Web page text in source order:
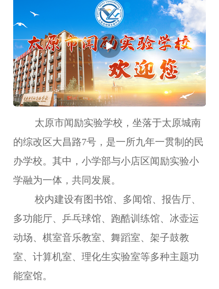
太原市闻励实验学校，坐落于太原城南
的综改区大昌路7号，是一所九年一贯制的民
办学校。其中，小学部与小店区闻励实验小
学融为一体，共同发展。
校内建设有图书馆、多闻馆、报告厅、
多功能厅、乒乓球馆、跑酷训练馆、冰壶运
动场、棋室音乐教室、舞蹈室、架子鼓教
室、计算机室、理化生实验室等多种主题功
能室馆。